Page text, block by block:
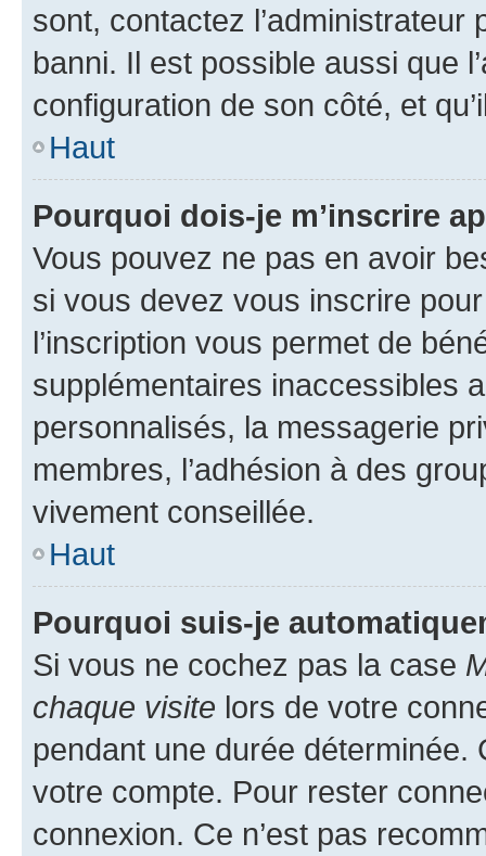
sont, contactez l’administrateur
banni. Il est possible aussi que
configuration de son côté, et
Haut
Pourquoi dois-je m’inscrire
Vous pouvez ne pas en avoir
si vous devez vous inscrire
l’inscription vous permet de
supplémentaires inaccessibles
personnalisés, la messagerie
membres, l’adhésion à des
vivement conseillée.
Haut
Pourquoi suis-je
Si vous ne cochez pas la case
chaque visite lors de votre
pendant une durée déterminée.
votre compte. Pour rester
connexion. Ce n’est pas